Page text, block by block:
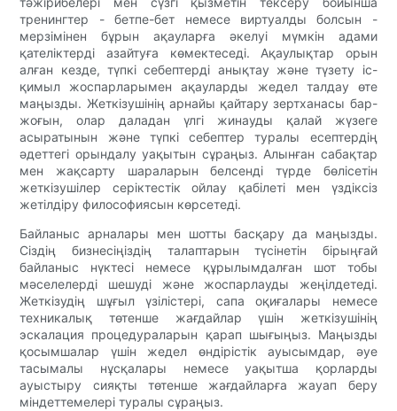
тренингтер - бетпе-бет немесе виртуалды болсын -
мерзімінен бұрын ақауларға әкелуі мүмкін адами
қателіктерді азайтуға көмектеседі. Ақаулықтар орын
алған кезде, түпкі себептерді анықтау және түзету іс-
қимыл жоспарларымен ақауларды жедел талдау өте
маңызды. Жеткізушінің арнайы қайтару зертханасы бар-
жоғын, олар даладан үлгі жинауды қалай жүзеге
асыратынын және түпкі себептер туралы есептердің
әдеттегі орындалу уақытын сұраңыз. Алынған сабақтар
мен жақсарту шараларын белсенді түрде бөлісетін
жеткізушілер серіктестік ойлау қабілеті мен үздіксіз
жетілдіру философиясын көрсетеді.
Байланыс арналары мен шотты басқару да маңызды.
Сіздің бизнесіңіздің талаптарын түсінетін бірыңғай
байланыс нүктесі немесе құрылымдалған шот тобы
мәселелерді шешуді және жоспарлауды жеңілдетеді.
Жеткізудің шұғыл үзілістері, сапа оқиғалары немесе
техникалық төтенше жағдайлар үшін жеткізушінің
эскалация процедураларын қарап шығыңыз. Маңызды
қосымшалар үшін жедел өндірістік ауысымдар, әуе
тасымалы нұсқалары немесе уақытша қорларды
ауыстыру сияқты төтенше жағдайларға жауап беру
міндеттемелері туралы сұраңыз.